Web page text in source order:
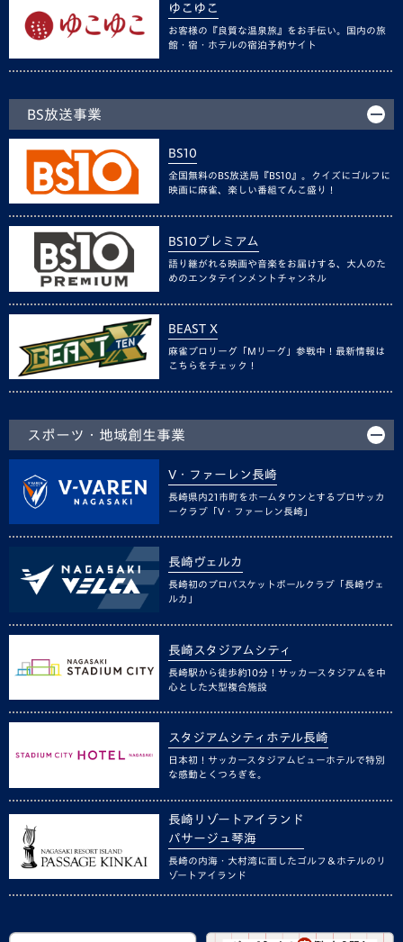
ゆこゆこ
お客様の『良質な温泉旅』をお手伝い。国内の旅
館・宿・ホテルの宿泊予約サイト
BS放送事業
BS10
全国無料のBS放送局『BS10』。クイズにゴルフに
映画に麻雀、楽しい番組てんこ盛り！
BS10プレミアム
語り継がれる映画や音楽をお届けする、大人のた
めのエンタテインメントチャンネル
BEAST X
麻雀プロリーグ「Mリーグ」参戦中！最新情報は
こちらをチェック！
スポーツ・地域創生事業
V・ファーレン長崎
長崎県内21市町をホームタウンとするプロサッカ
ークラブ「V・ファーレン長崎」
長崎ヴェルカ
長崎初のプロバスケットボールクラブ「長崎ヴェ
ルカ」
長崎スタジアムシティ
長崎駅から徒歩約10分！サッカースタジアムを中
心とした大型複合施設
スタジアムシティホテル長崎
日本初！サッカースタジアムビューホテルで特別
な感動とくつろぎを。
長崎リゾートアイランド
パサージュ琴海
長崎の内海・大村湾に面したゴルフ＆ホテルのリ
ゾートアイランド